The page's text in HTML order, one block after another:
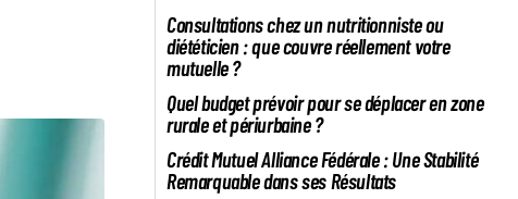
Consultations chez un nutritionniste ou
diététicien : que couvre réellement votre
mutuelle ?
Quel budget prévoir pour se déplacer en zone
rurale et périurbaine ?
Crédit Mutuel Alliance Fédérale : Une Stabilité
Remarquable dans ses Résultats